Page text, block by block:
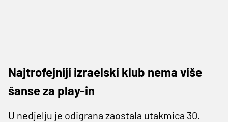
Najtrofejniji izraelski klub nema više
šanse za play-in
U nedjelju je odigrana zaostala utakmica 30.